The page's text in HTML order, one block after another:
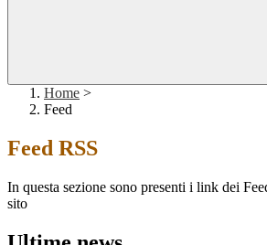
Home >
Feed
Feed RSS
In questa sezione sono presenti i link dei
sito